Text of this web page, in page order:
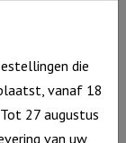
van Gods Zoon
die
vanaf 18
27 augustus
van uw